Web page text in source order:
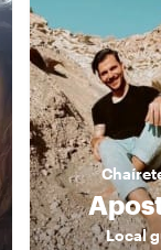
Local